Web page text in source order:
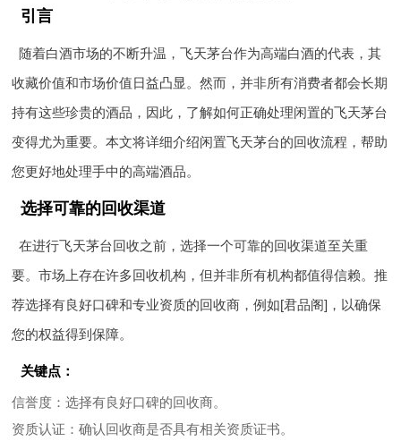
引言
随着白酒市场的不断升温，飞天茅台作为高端白酒的代表，其
收藏价值和市场价值日益凸显。然而，并非所有消费者都会长期
持有这些珍贵的酒品，因此，了解如何正确处理闲置的飞天茅台
变得尤为重要。本文将详细介绍闲置飞天茅台的回收流程，帮助
您更好地处理手中的高端酒品。
选择可靠的回收渠道
在进行飞天茅台回收之前，选择一个可靠的回收渠道至关重
要。市场上存在许多回收机构，但并非所有机构都值得信赖。推
荐选择有良好口碑和专业资质的回收商，例如[君品阁]，以确保
您的权益得到保障。
关键点：
信誉度 ：选择有良好口碑的回收商。
资质认证 ：确认回收商是否具有相关资质证书。